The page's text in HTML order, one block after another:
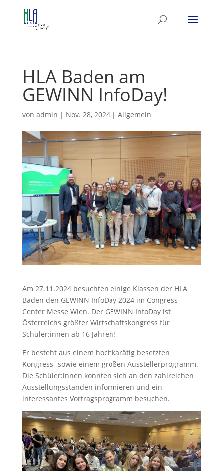
HLA Baden am
GEWINN InfoDay!
von admin | Nov. 28, 2024| Allgemein
Am 27.11.2024 besuchten einige Klassen der HLA
Baden den GEWINN InfoDay 2024 im Congress
Center Messe Wien. Der GEWINN InfoDay ist
Österreichs größter Wirtschaftskongress für
Schüler:innen ab 16 Jahren!
Er besteht aus einem hochkarätig ­besetzten
Kongress- ­sowie einem großen Ausstellerprogramm.
Die Schüler:innen konnten sich an den zahlreichen
Ausstellungsständen informieren und ein
interessantes Vortragsprogramm besuchen.